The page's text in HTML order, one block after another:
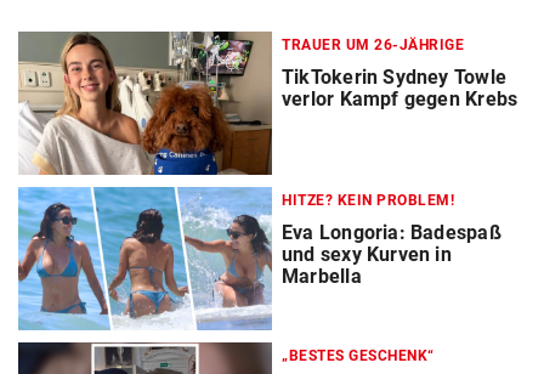
TRAUER UM 26-JÄHRIGE
TikTokerin Sydney Towle
verlor Kampf gegen Krebs
HITZE? KEIN PROBLEM!
Eva Longoria: Badespaß
und sexy Kurven in
Marbella
„BESTES GESCHENK“